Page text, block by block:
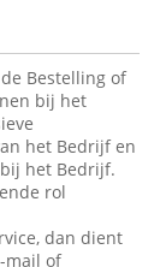
Bestelling of
bij het
het Bedrijf en
het Bedrijf.
rol
dan dient
mail of